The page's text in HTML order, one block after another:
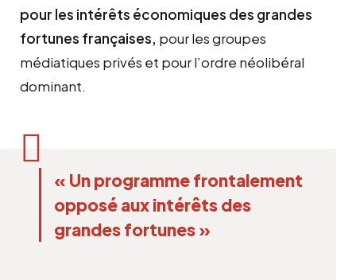
pour les intérêts économiques des grandes
fortunes françaises, pour les groupes
médiatiques privés et pour l’ordre néolibéral
dominant.
« Un programme frontalement
opposé aux intérêts des
grandes fortunes »